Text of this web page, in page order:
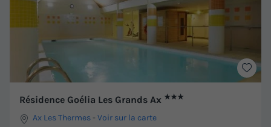
Résidence Goélia Les Grands Ax ★★★
Ax Les Thermes -Voir sur la carte